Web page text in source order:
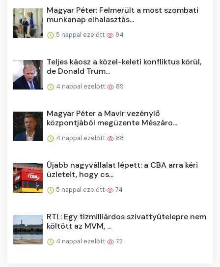
Magyar Péter: Felmerült a most szombati
munkanap elhalasztás...
5 nappal ezelőtt 94
Teljes káosz a közel-keleti konfliktus körül,
de Donald Trum...
4 nappal ezelőtt 89
Magyar Péter a Mavir vezénylő
központjából megüzente Mészáro...
4 nappal ezelőtt 88
Újabb nagyvállalat lépett: a CBA arra kéri
üzleteit, hogy cs...
5 nappal ezelőtt 74
RTL: Egy tízmilliárdos szivattyútelepre nem
költött az MVM, ...
4 nappal ezelőtt 72